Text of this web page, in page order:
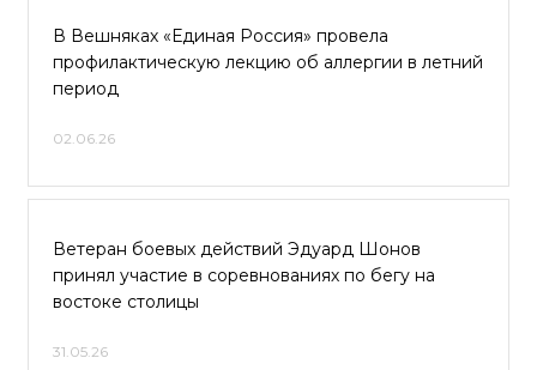
В Вешняках «Единая Россия» провела
профилактическую лекцию об аллергии в летний
период
02.06.26
Ветеран боевых действий Эдуард Шонов
принял участие в соревнованиях по бегу на
востоке столицы
31.05.26